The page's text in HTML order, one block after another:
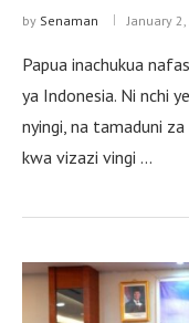
by Senaman January
Papua inachukua
ya Indonesia. Ni nchi
nyingi, na tamaduni
kwa vizazi vingi …